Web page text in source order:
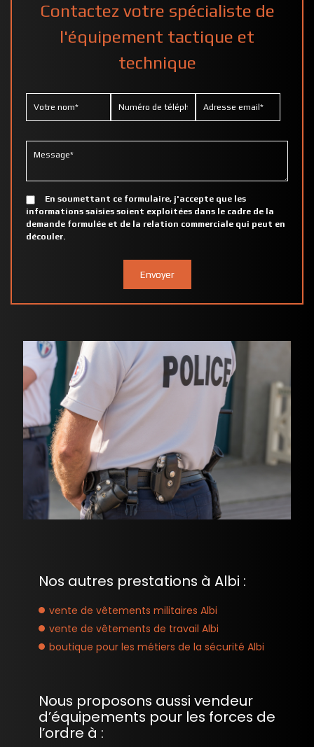
Contactez votre spécialiste de
l'équipement tactique et
technique
En soumettant ce formulaire, j'accepte que les
informations saisies soient exploitées dans le cadre de la
demande formulée et de la relation commerciale qui peut en
découler.
Nos autres prestations à Albi :
vente de vêtements militaires Albi
vente de vêtements de travail Albi
boutique pour les métiers de la sécurité Albi
Nous proposons aussi vendeur
d’équipements pour les forces de
l’ordre à :